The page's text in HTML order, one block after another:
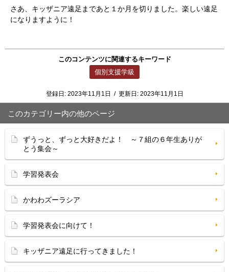
さあ、キッザニア遠足まであと１か月を切りました。楽しい遠足
になりますように！
このコンテンツに関連するキーワード
個別支援学級
登録日: 2023年11月1日 / 更新日: 2023年11月1日
このカテゴリー内の他のページ
ずうっと、ずっと大好きだよ！ ～７組の６年生ありが
とう集会～
学習発表会
かわわズーラシア
学習発表会に向けて！
キッザニア遠足に行ってきました！